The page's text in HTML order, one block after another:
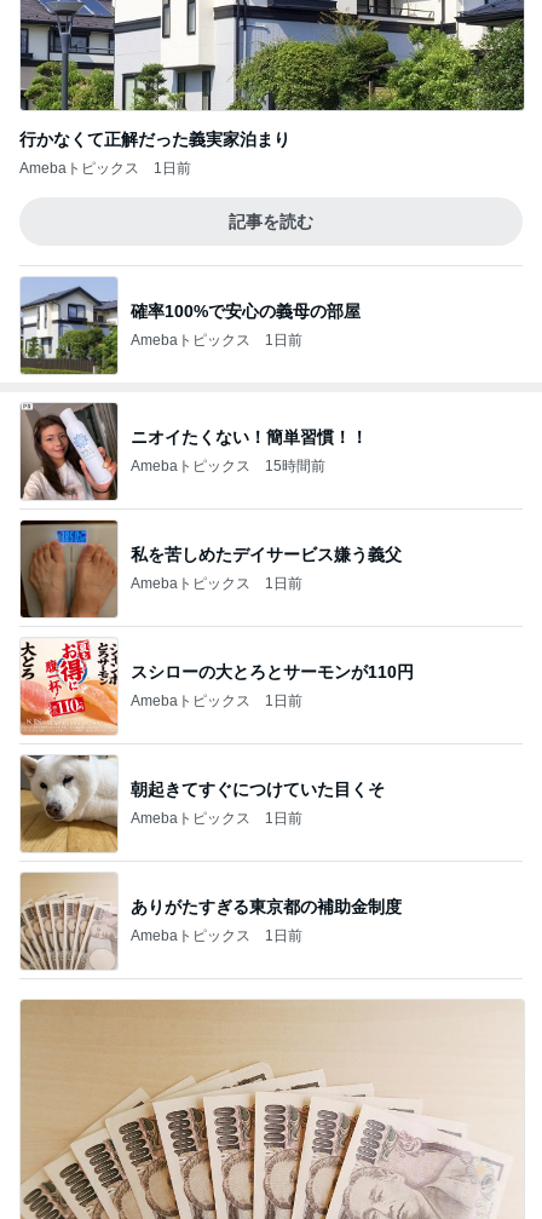
行かなくて正解だった義実家泊まり
Amebaトピックス 1日前
記事を読む
確率100%で安心の義母の部屋
Amebaトピックス 1日前
ニオイたくない！簡単習慣！！
Amebaトピックス 15時間前
私を苦しめたデイサービス嫌う義父
Amebaトピックス 1日前
スシローの大とろとサーモンが110円
Amebaトピックス 1日前
朝起きてすぐにつけていた目くそ
Amebaトピックス 1日前
ありがたすぎる東京都の補助金制度
Amebaトピックス 1日前